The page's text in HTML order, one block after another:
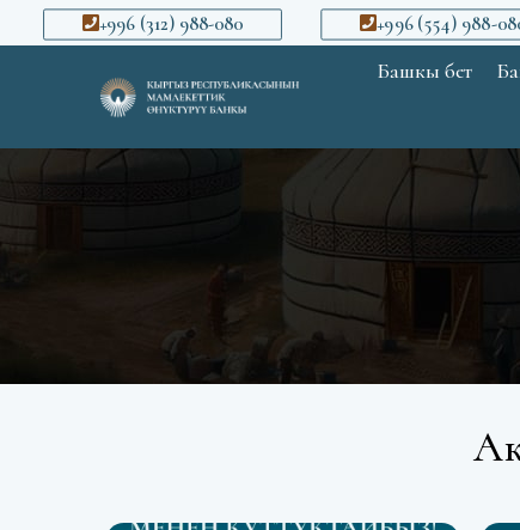
+996 (312) 988-080 +996 (554) 988-
Башкы бет